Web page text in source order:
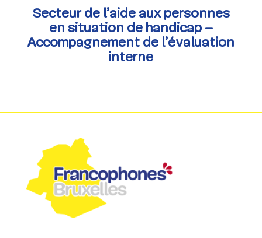
Secteur de l’aide aux personnes
en situation de handicap –
Accompagnement de l’évaluation
interne